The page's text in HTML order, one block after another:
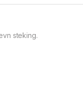
steking.